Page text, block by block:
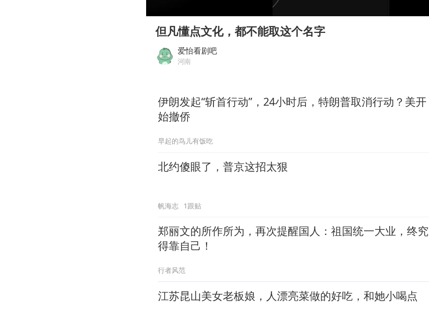
公司“上四休三”但要降薪1000元
47岁妈妈突然产女 26岁女儿：很震惊
“中国蔬菜之乡”最高温达41.8℃
但凡懂点文化，都不能取这个名字
爱怡看剧吧
河南
伊朗发起“斩首行动”，24小时后，特朗普取消行动？美开
始撤侨
早起的鸟儿有饭吃
北约傻眼了，普京这招太狠
帆海志 1跟贴
郑丽文的所作所为，再次提醒国人：祖国统一大业，终究
得靠自己！
行者风范
江苏昆山美女老板娘，人漂亮菜做的好吃，和她小喝点